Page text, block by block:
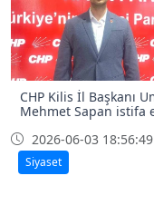
CHP Kilis İl Başkanı
Mehmet Sapan istifa
2026-06-03 18:56:49
Siyaset